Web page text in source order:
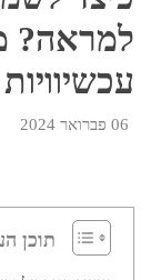
למראה?
עכשיוויות
06 פברואר 2024
תוכן